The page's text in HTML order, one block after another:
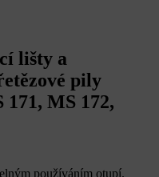
lišty a
pily
171, MS 172,
používáním otupí.